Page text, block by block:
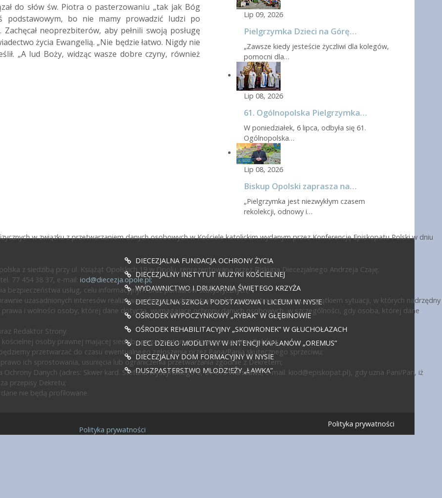
do słów św. Piotra o pasterzowaniu „tak jak Bóg
podstawowym, bo nie mamy prowadzić ludzi po
neoprezbiterów, aby pełnili swoją posługę
życia Ewangelią. „Nie będzie łatwo. Nigdy nie
„A lud Boży, widząc wasze dobre czyny, również
Lip 09, 2026
Pielgrzymka Dzieci na Górę…
„Zawsze kiedy jesteście życzliwi dla kolegów,
pomocni dla…
Lip 08, 2026
61. Ogólnopolska Pielgrzymka…
W poniedziałek, 6 lipca, odbyła się 61.
Ogólnopolska…
Lip 08, 2026
Biskup Opolski zaprasza na…
„Pielgrzymka jest niezwykłym czasem
rekolekcji, odnowy i…
DIECEZJALNA FUNDACJA OCHRONY ŻYCIA
DIECEZJALNY INSTYTUT MUZYKI KOŚCIELNEJ
WYDAWNICTWO I DRUKARNIA ŚWIĘTEGO KRZYŻA
DIECEZJALNA SZKOŁA PODSTAWOWA I LICEUM W NYSIE
OŚRODEK WYPOCZYNKOWY „RYBAK” W GŁĘBINOWIE
OŚRODEK REHABILITACYJNY „SKOWRONEK” W GŁUCHOŁAZACH
DIEC. DZIEŁO MODLITWY W INTENCJI KAPŁANÓW „OREMUS”
DIECEZJALNY DOM FORMACYJNY W NYSIE
DUSZPASTERSTWO MŁODZIEŻY „ŁAWKA”
Polityka prywatności
w związku z przetwarzaniem danych osobowych w Kościele katolickim wydanym przez Konferencję Episkopatu Polski w dniu
z siedzibą przy ul. Książąt Opolskich 19 w Opolu, reprezentowana przez Biskupa Diecezjalnego Andrzeja Czaję;
77 454 38 37, e-mail: iod@diecezja.opole.pl;
bezpieczeństwa usług, celu informacyjnym oraz pomiarów statystycznych;
uzasadnionych interesów realizowanych przez administratora lub przez stronę trzecią, z wyjątkiem sytuacji, w których nadrzędny
i wolności osoby, której dane dotyczą, wymagające ochrony danych osobowych, w szczególności, gdy osoba, której dane
Redaktor Strony.
osoby prawnej mającej siedzibę poza terytorium Rzeczypospolitej Polskiej;
przetwarzać do czasu ewentualnego zgłoszenia przez Pana/Panią skutecznego sprzeciwu;
ich sprostowania, usunięcia lub ograniczenia przetwarzania zgodnie z Dekretem;
Danych (adres: Skwer kard. Stefana Wyszyńskiego 6, 01-015 Warszawa, e-mail: kiod@episkopat.pl), gdy uzna Pani/Pan, iż
przepisy Dekretu;
nie będą profilowane.
Polityka prywatności